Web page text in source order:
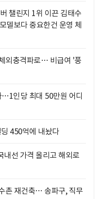
챌린지 1위 이끈 김태수
델보다 중요한건 운영 체
외충격파로… 비급여 '풍
인당 최대 50만원 어디
450억에 내놨다
선 가격 올리고 해외로
촌 재건축… 송파구, 직무